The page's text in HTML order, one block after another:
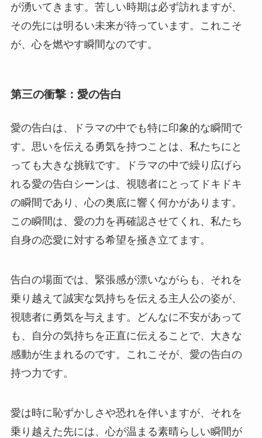
が湧いてきます。苦しい時期は必ず訪れますが、
その先には明るい未来が待っています。これこそ
が、心を燃やす瞬間なのです。
第三の衝撃：愛の告白
愛の告白は、ドラマの中でも特に印象的な瞬間で
す。思いを伝える勇気を持つことは、私たちにと
っても大きな挑戦です。ドラマの中で繰り広げら
れる愛の告白シーンは、視聴者にとってドキドキ
の瞬間であり、心の奥底に響く何かがあります。
この瞬間は、愛の力を再確認させてくれ、私たち
自身の恋愛に対する希望を掻き立てます。
告白の場面では、緊張感が漂いながらも、それを
乗り越えて誠実な気持ちを伝える主人公の姿が、
視聴者に勇気を与えます。どんなに不安があって
も、自分の気持ちを正直に伝えることで、大きな
感動が生まれるのです。これこそが、愛の告白の
持つ力です。
愛は時に恥ずかしさや恐れを伴いますが、それを
乗り越えた先には、心が温まる素晴らしい瞬間が